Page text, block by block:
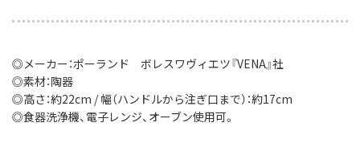
◎メーカー：ポーランド ボレスワヴィエツ『VENA』社
◎素材：陶器
◎高さ：約22cm / 幅（ハンドルから注ぎ口まで）：約17cm
◎食器洗浄機、電子レンジ、オーブン使用可。